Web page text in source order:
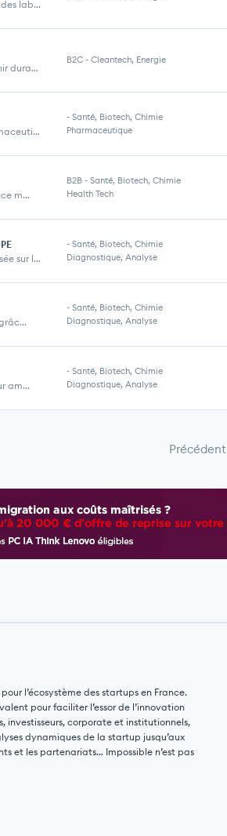
Nous réduisons l'impact environnemental des labor...
Réduire l'empreinte carbone pour un avenir durabl...
B2C - Cleantech, Energie
DIVINCELL est une entreprise de BioPharmaceutique ...
- Santé, Biotech, Chimie
Pharmaceutique
m...
B2B - Santé, Biotech, Chimie
Health Tech
Plateforme Aptamarker | Protéomique basée sur le...
- Santé, Biotech, Chimie
Diagnostique, Analyse
- Santé, Biotech, Chimie
Diagnostique, Analyse
am...
- Santé, Biotech, Chimie
Diagnostique, Analyse
Précédent
l’écosystème des startups en France.
pour faciliter l’essor de l’innovation
investisseurs, corporate et institutionnels,
dynamiques de la startup jusqu’aux
et les partenariats… Impossible n’est pas